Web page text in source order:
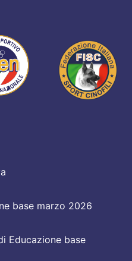
base marzo 2026
Educazione base